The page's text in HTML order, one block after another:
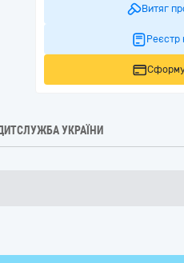
Витяг
Реєстр
УКРАЇНИ